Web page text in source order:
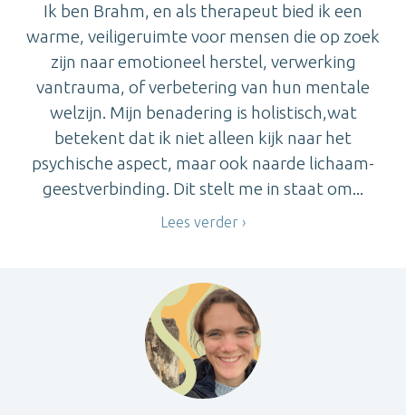
Ik ben Brahm, en als therapeut bied ik een
warme, veiligeruimte voor mensen die op zoek
zijn naar emotioneel herstel, verwerking
vantrauma, of verbetering van hun mentale
welzijn. Mijn benadering is holistisch,wat
betekent dat ik niet alleen kijk naar het
psychische aspect, maar ook naarde lichaam-
geestverbinding. Dit stelt me in staat om...
Lees verder